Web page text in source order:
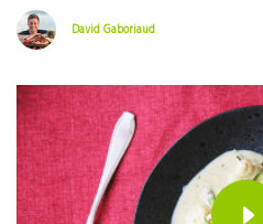
David Gaboriaud